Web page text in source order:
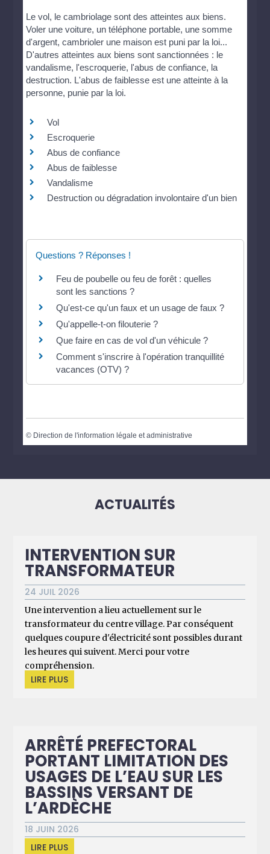
Le vol, le cambriolage sont des atteintes aux biens.
Voler une voiture, un téléphone portable, une somme
d'argent, cambrioler une maison est puni par la loi...
D'autres atteintes aux biens sont sanctionnées : le
vandalisme, l'escroquerie, l'abus de confiance, la
destruction. L'abus de faiblesse est une atteinte à la
personne, punie par la loi.
Vol
Escroquerie
Abus de confiance
Abus de faiblesse
Vandalisme
Destruction ou dégradation involontaire d'un bien
Questions ? Réponses !
Feu de poubelle ou feu de forêt : quelles
sont les sanctions ?
Qu'est-ce qu'un faux et un usage de faux ?
Qu'appelle-t-on filouterie ?
Que faire en cas de vol d'un véhicule ?
Comment s'inscrire à l'opération tranquillité
vacances (OTV) ?
© Direction de l'information légale et administrative
ACTUALITÉS
INTERVENTION SUR
TRANSFORMATEUR
24 JUIL 2026
Une intervention a lieu actuellement sur le
transformateur du centre village. Par conséquent
quelques coupure d'électricité sont possibles durant
les heures qui suivent. Merci pour votre
compréhension.
LIRE PLUS
ARRÊTÉ PREFECTORAL
PORTANT LIMITATION DES
USAGES DE L’EAU SUR LES
BASSINS VERSANT DE
L’ARDÈCHE
18 JUIN 2026
LIRE PLUS